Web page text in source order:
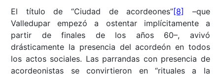
El título de “Ciudad de acordeones”[8] –que
Valledupar empezó a ostentar implícitamente a
partir de finales de los años 60–, avivó
drásticamente la presencia del acordeón en todos
los actos sociales. Las parrandas con presencia de
acordeonistas se convirtieron en “rituales a la